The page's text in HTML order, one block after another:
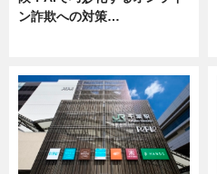
ン詐欺への対策…